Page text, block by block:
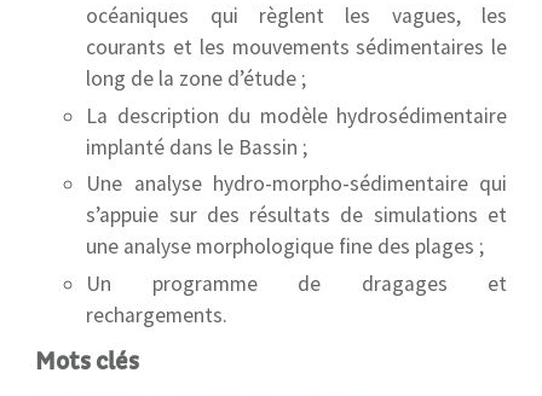
océaniques qui règlent les vagues, les
courants et les mouvements sédimentaires le
long de la zone d’étude ;
La description du modèle hydrosédimentaire
implanté dans le Bassin ;
Une analyse hydro-morpho-sédimentaire qui
s’appuie sur des résultats de simulations et
une analyse morphologique fine des plages ;
Un programme de dragages et
rechargements.
Mots clés